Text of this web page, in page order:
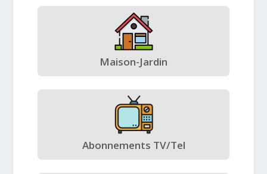
Maison-Jardin
Abonnements TV/Tel